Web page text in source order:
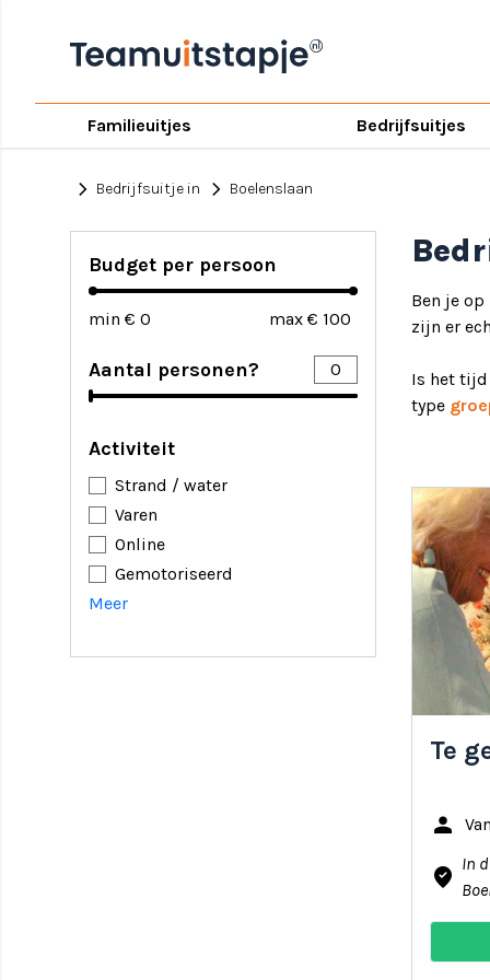
Familieuitjes Bedrijfsuitjes
chevron_right Bedrijfsuitje in chevron_right Boelenslaan
Budget per persoon
min € max €
Aantal personen?
Activiteit
Strand / water
Varen
Online
Gemotoriseerd
Meer
Ben je op
zijn er
Is het tijd
type
Te
person
where_to_vote In